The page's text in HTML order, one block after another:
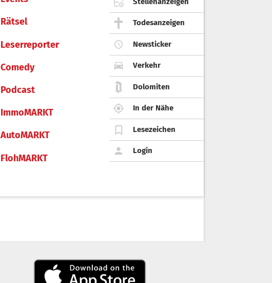
Rätsel
Leserreporter
Comedy
Podcast
ImmoMARKT
AutoMARKT
FlohMARKT
Todesanzeigen
Newsticker
Verkehr
Dolomiten
In der Nähe
Lesezeichen
Login